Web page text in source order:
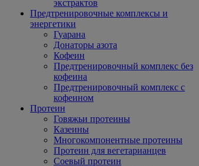
экстрактов
Предтренировочные комплексы и
энергетики
Гуарана
Донаторы азота
Кофеин
Предтренировочный комплекс без
кофеина
Предтренировочный комплекс с
кофеином
Протеин
Говяжьи протеины
Казеины
Многокомпонентные протеины
Протеин для вегетарианцев
Соевый протеин